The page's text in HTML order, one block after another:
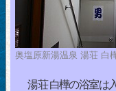
奥塩原新湯温泉 湯荘 白
湯荘 白樺の浴室は